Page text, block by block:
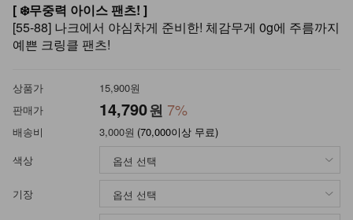
[ ❄️무중력 아이스 팬츠! ]
[55-88] 나크에서 야심차게 준비한! 체감무게 0g에 주름까지
예쁜 크링클 팬츠!
상품가
15,900원
판매가
14,790원 7%
배송비 3,000원 (70,000이상 무료)
색상
기장